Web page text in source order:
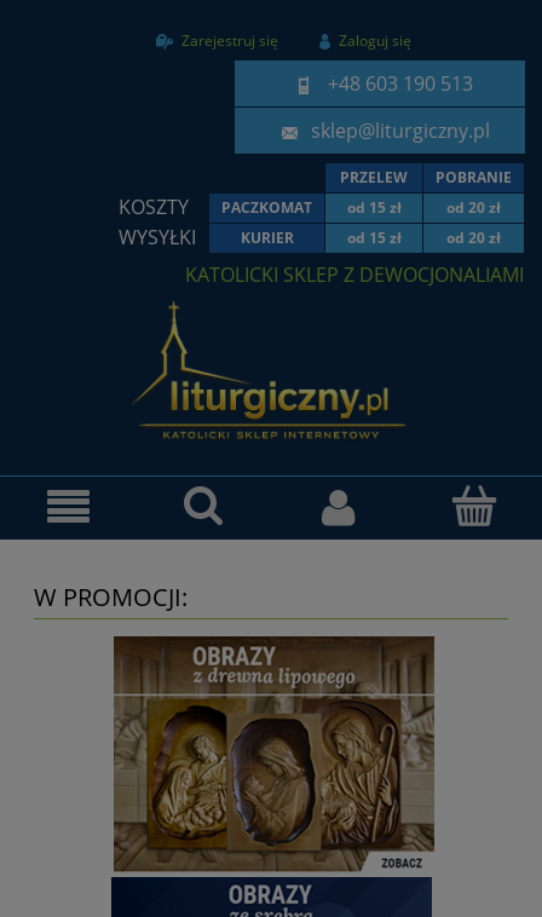
Zarejestruj się Zaloguj się
+48 603 190 513
sklep@liturgiczny.pl
PRZELEW POBRANIE
KOSZTY PACZKOMAT od 15 zł od 20 zł
WYSYŁKI KURIER od 15 zł od 20 zł
KATOLICKI SKLEP Z DEWOCJONALIAMI
W PROMOCJI: